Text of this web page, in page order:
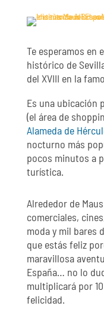
Te esperamos en
histórico de
del XVIII en la
Es una ubicación
(el área de
Alameda de
nocturno más
pocos minutos a
turística.
Alrededor de
comerciales,
moda y mil bares
que estás feliz
maravillosa
España… no lo
multiplicará por
felicidad.